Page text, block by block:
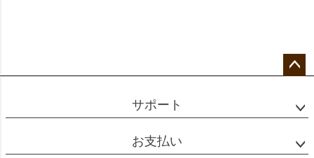
ップ
サポート
お支払い